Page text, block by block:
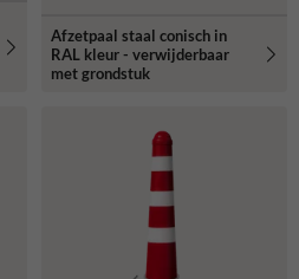
Afzetpaal staal conisch in
RAL kleur - verwijderbaar
met grondstuk